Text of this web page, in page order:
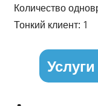
Количество
Тонкий клиент: 1